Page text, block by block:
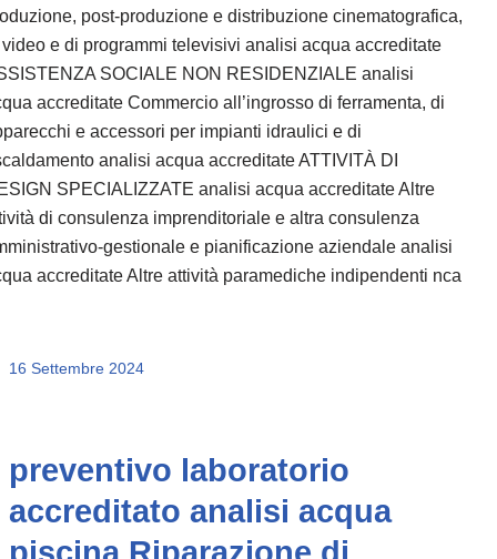
post-produzione e distribuzione cinematografica,
e di programmi televisivi analisi acqua accreditate
SOCIALE NON RESIDENZIALE analisi
accreditate Commercio all’ingrosso di ferramenta, di
e accessori per impianti idraulici e di
analisi acqua accreditate ATTIVITÀ DI
SPECIALIZZATE analisi acqua accreditate Altre
di consulenza imprenditoriale e altra consulenza
gestionale e pianificazione aziendale analisi
accreditate Altre attività paramediche indipendenti nca
16 Settembre 2024
preventivo laboratorio
accreditato analisi acqua